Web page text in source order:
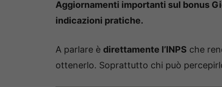
Aggiornamenti importanti sul bonus
indicazioni pratiche.
A parlare è direttamente l’INPS che
ottenerlo. Soprattutto chi può